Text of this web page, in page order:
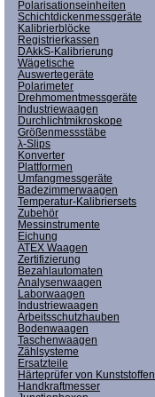
Polarisationseinheiten
Schichtdickenmessgeräte
Kalibrierblöcke
Registrierkassen
DAkkS-Kalibrierung
Wägetische
Auswertegeräte
Polarimeter
Drehmomentmessgeräte
Industriewaagen
Durchlichtmikroskope
Größenmessstäbe
λ-Slips
Konverter
Plattformen
Umfangmessgeräte
Badezimmerwaagen
Temperatur-Kalibriersets
Zubehör
Messinstrumente
Eichung
ATEX Waagen
Zertifizierung
Bezahlautomaten
Analysenwaagen
Laborwaagen
Industriewaagen
Arbeitsschutzhauben
Bodenwaagen
Taschenwaagen
Zählsysteme
Ersatzteile
Härteprüfer von Kunststoffen
Handkraftmesser